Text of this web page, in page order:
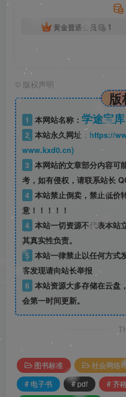
黄金普通会员
1
© 版权声明
版
1 本网站名称： 学途宝库
2 本站永久网址： https://
www.kxd0.cn)
3 本网站的文章部分内容可
考，如有侵权，请联系站长
4 本站禁止倒卖，禁止低价
意！！！！！
4 本站一切资源不代表本站
其真实性负责。
5 本站一律禁止以任何方式
客发现请向站长举报
6 本站资源大多存储在云盘
会第一时间更新。
图书标准
社会网络
# 电子书
# pdf # 齐